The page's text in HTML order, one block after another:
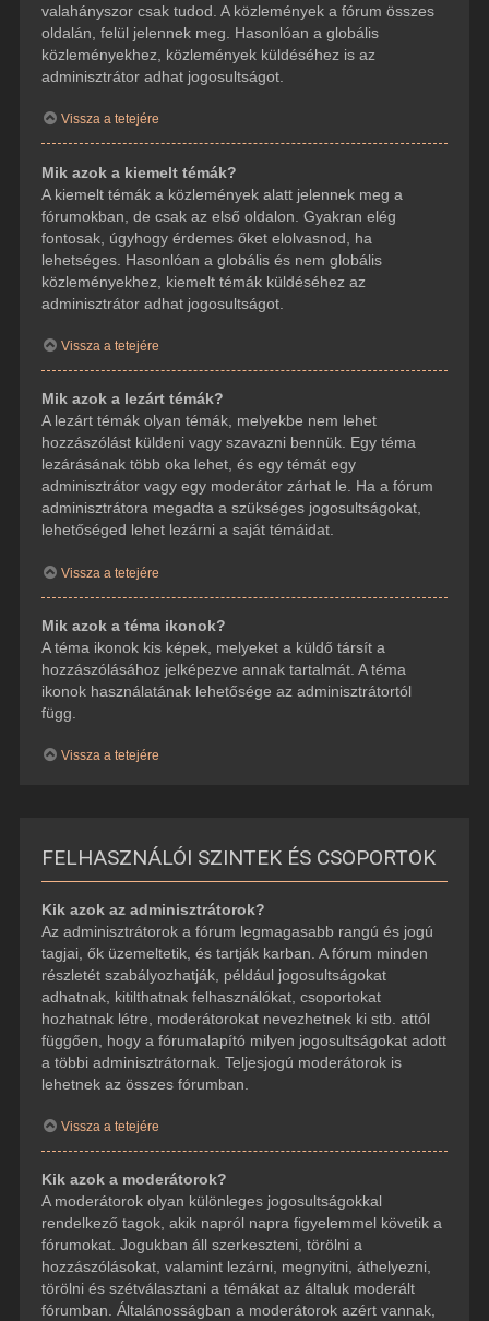
valahányszor csak tudod. A közlemények a fórum összes
oldalán, felül jelennek meg. Hasonlóan a globális
közleményekhez, közlemények küldéséhez is az
adminisztrátor adhat jogosultságot.
Vissza a tetejére
Mik azok a kiemelt témák?
A kiemelt témák a közlemények alatt jelennek meg a
fórumokban, de csak az első oldalon. Gyakran elég
fontosak, úgyhogy érdemes őket elolvasnod, ha
lehetséges. Hasonlóan a globális és nem globális
közleményekhez, kiemelt témák küldéséhez az
adminisztrátor adhat jogosultságot.
Vissza a tetejére
Mik azok a lezárt témák?
A lezárt témák olyan témák, melyekbe nem lehet
hozzászólást küldeni vagy szavazni bennük. Egy téma
lezárásának több oka lehet, és egy témát egy
adminisztrátor vagy egy moderátor zárhat le. Ha a fórum
adminisztrátora megadta a szükséges jogosultságokat,
lehetőséged lehet lezárni a saját témáidat.
Vissza a tetejére
Mik azok a téma ikonok?
A téma ikonok kis képek, melyeket a küldő társít a
hozzászólásához jelképezve annak tartalmát. A téma
ikonok használatának lehetősége az adminisztrátortól
függ.
Vissza a tetejére
FELHASZNÁLÓI SZINTEK ÉS CSOPORTOK
Kik azok az adminisztrátorok?
Az adminisztrátorok a fórum legmagasabb rangú és jogú
tagjai, ők üzemeltetik, és tartják karban. A fórum minden
részletét szabályozhatják, például jogosultságokat
adhatnak, kitilthatnak felhasználókat, csoportokat
hozhatnak létre, moderátorokat nevezhetnek ki stb. attól
függően, hogy a fórumalapító milyen jogosultságokat adott
a többi adminisztrátornak. Teljesjogú moderátorok is
lehetnek az összes fórumban.
Vissza a tetejére
Kik azok a moderátorok?
A moderátorok olyan különleges jogosultságokkal
rendelkező tagok, akik napról napra figyelemmel követik a
fórumokat. Jogukban áll szerkeszteni, törölni a
hozzászólásokat, valamint lezárni, megnyitni, áthelyezni,
törölni és szétválasztani a témákat az általuk moderált
fórumban. Általánosságban a moderátorok azért vannak,